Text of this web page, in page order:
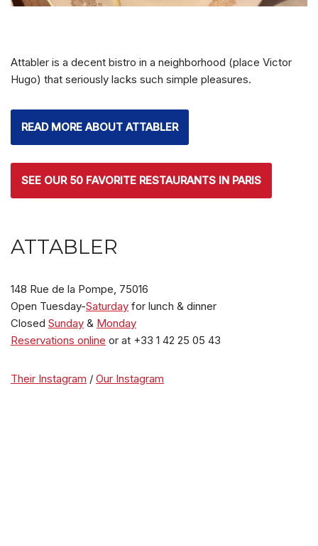
Attabler is a decent bistro in a neighborhood (place Victor
Hugo) that seriously lacks such simple pleasures.
READ MORE ABOUT ATTABLER
SEE OUR 50 FAVORITE RESTAURANTS IN PARIS
ATTABLER
148 Rue de la Pompe, 75016
Open Tuesday-Saturday for lunch & dinner
Closed Sunday & Monday
Reservations online or at +33 1 42 25 05 43
Their Instagram / Our Instagram